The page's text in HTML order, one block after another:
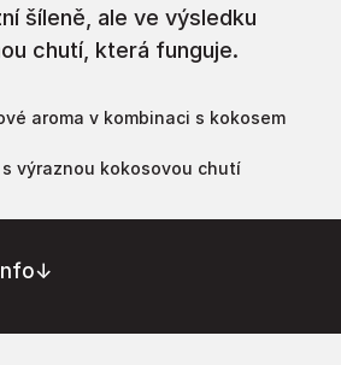
šíleně, ale ve výsledku
chutí, která funguje.
aroma v kombinaci s kokosem
výraznou kokosovou chutí
↓